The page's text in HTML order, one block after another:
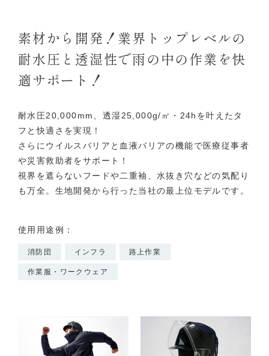
素材から開発！業界トップレベルの
耐水圧と透湿性で雨の中の作業を快
適サポート！
耐水圧20,000mm、透湿25,000g/㎡・24hを叶えたタ
フと快適さを実現！
さらにウイルスバリアと血液バリアの機能で医療従事者
や災害救助者をサポート！
視界を遮らないフードや二重袖、水抜き穴などの気配り
も万全。生地開発から行った当社の最上位モデルです。
使用用途例：
消防団 インフラ 路上作業
作業服・ワークウェア